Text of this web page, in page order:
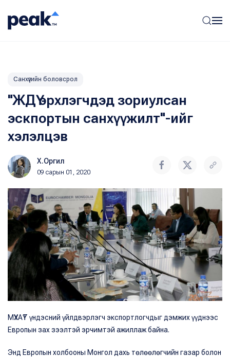
Санхүүгийн боловсрол
"ЖДҮ эрхлэгчдэд зориулсан
эскпортын санхүүжилт"-ийг
хэлэлцэв
Х.Оргил
09 сарын 01, 2020
МҮХАҮТ үндэсний үйлдвэрлэгч экспортлогчдыг дэмжих үүднээс
Европын зах зээлтэй эрчимтэй ажиллаж байна.
Энд Европын холбооны Монгол дахь төлөөлөгчийн газар болон